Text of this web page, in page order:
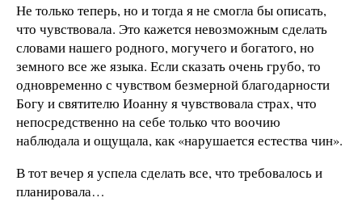
Не только теперь, но и тогда я не смогла бы описать,
что чувствовала. Это кажется невозможным сделать
словами нашего родного, могучего и богатого, но
земного все же языка. Если сказать очень грубо, то
одновременно с чувством безмерной благодарности
Богу и святителю Иоанну я чувствовала страх, что
непосредственно на себе только что воочию
наблюдала и ощущала, как «нарушается естества чин».
В тот вечер я успела сделать все, что требовалось и
планировала…